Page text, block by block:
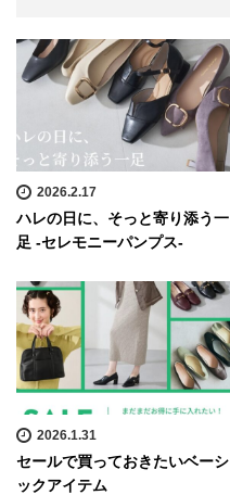
2026.2.17
ハレの日に、そっと寄り添う一
足 -セレモニーパンプス-
2026.1.31
セールで買っておきたいベーシ
ックアイテム